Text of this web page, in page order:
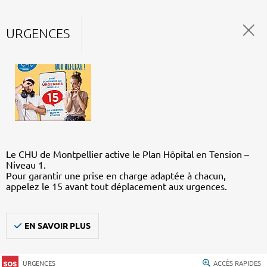
URGENCES
Le CHU de Montpellier active le Plan Hôpital en Tension –
Niveau 1.
Pour garantir une prise en charge adaptée à chacun,
appelez le 15 avant tout déplacement aux urgences.
EN SAVOIR PLUS
URGENCES ACCÈS RAPIDES